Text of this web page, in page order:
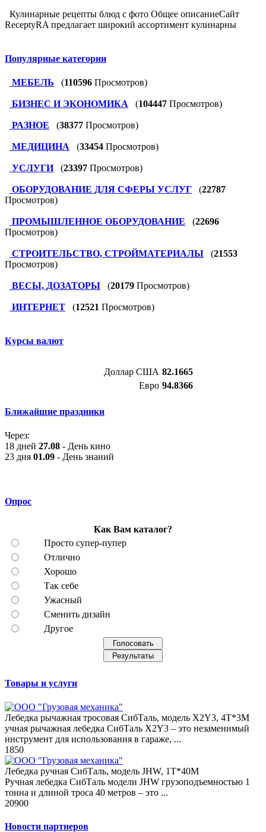
Кулинарные рецепты блюд с фото Общее описаниеСайт
ReceptyRA предлагает широкий ассортимент кулинарны
Популярные категории
МЕБЕЛЬ (110596 Просмотров)
БИЗНЕС И ЭКОНОМИКА (104447 Просмотров)
РАЗНОЕ (38377 Просмотров)
МЕДИЦИНА (33454 Просмотров)
УСЛУГИ (23397 Просмотров)
ОБОРУДОВАНИЕ ДЛЯ СФЕРЫ УСЛУГ (22787
Просмотров)
ПРОМЫШЛЕННОЕ ОБОРУДОВАНИЕ (22696
Просмотров)
СТРОИТЕЛЬСТВО, СТРОЙМАТЕРИАЛЫ (21553
Просмотров)
ВЕСЫ, ДОЗАТОРЫ (20179 Просмотров)
ИНТЕРНЕТ (12521 Просмотров)
Курсы валют
Доллар США 82.1665
Евро 94.8366
Ближайшие праздники
Через:
18 дней 27.08 - День кино
23 дня 01.09 - День знаний
Опрос
Как Вам каталог?
Просто супер-пупер
Отлично
Хорошо
Так себе
Ужасный
Сменить дизайн
Другое
Товары и услуги
Лебедка рычажная тросовая СибТаль, модель X2Y3, 4Т*3М
учная рычажная лебедка СибТаль X2Y3 – это незаменимый
инструмент для использования в гараже, ...
1850
Лебедка ручная СибТаль, модель JHW, 1Т*40М
Ручная лебедка СибТаль модели JHW грузоподъемностью 1
тонна и длиной троса 40 метров – это ...
20900
Новости партнеров